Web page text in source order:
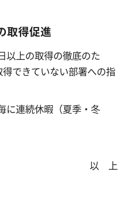
取得促進
以上の取得の徹底のた
できていない部署への指
に連続休暇（夏季・冬
以 上